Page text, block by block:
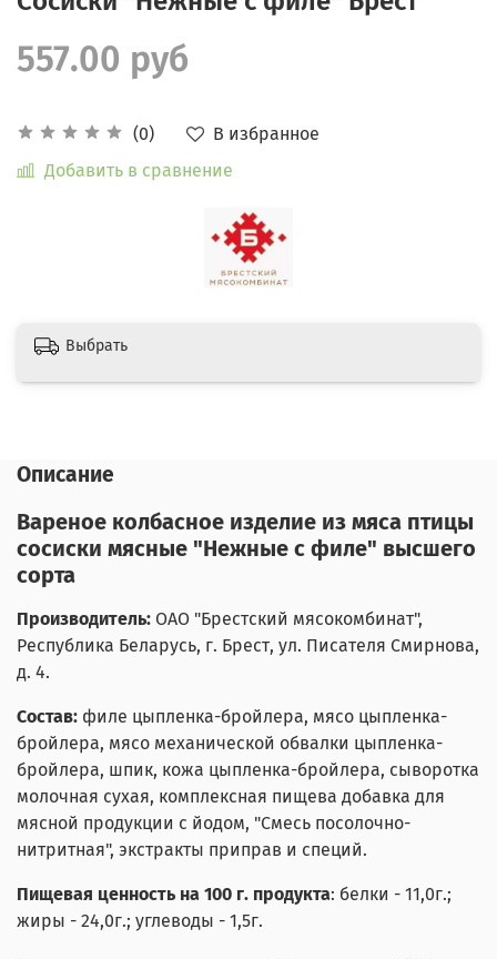
(0)
В избранное
Добавить в сравнение
557.00 руб
Выбрать
Описание
Вареное колбасное изделие из мяса птицы
сосиски мясные "Нежные с филе" высшего
сорта
Производитель: ОАО "Брестский мясокомбинат",
Республика Беларусь, г. Брест, ул. Писателя Смирнова,
д. 4.
Состав: филе цыпленка-бройлера, мясо цыпленка-
бройлера, мясо механической обвалки цыпленка-
бройлера, шпик, кожа цыпленка-бройлера, сыворотка
молочная сухая, комплексная пищева добавка для
мясной продукции с йодом, "Смесь посолочно-
нитритная", экстракты приправ и специй.
Пищевая ценность на 100 г. продукта: белки - 11,0г.;
жиры - 24,0г.; углеводы - 1,5г.